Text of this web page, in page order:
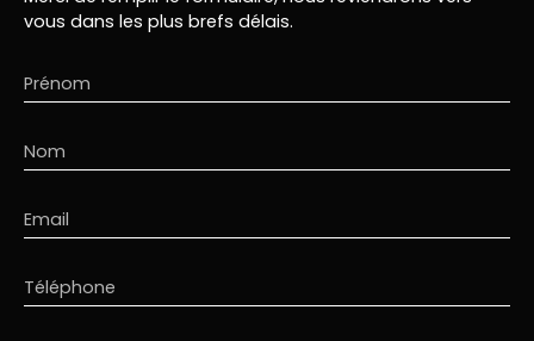
vous dans les plus brefs délais.
Prénom
Nom
Email
Téléphone